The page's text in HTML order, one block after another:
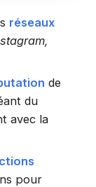
réseaux
de
du
avec la
pour